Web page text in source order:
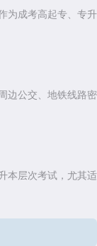
成考高起专、专升
公交、地铁线路密
层次考试，尤其适